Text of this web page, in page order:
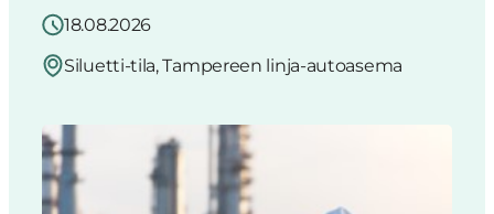
18.08.2026
Siluetti-tila, Tampereen linja-autoasema